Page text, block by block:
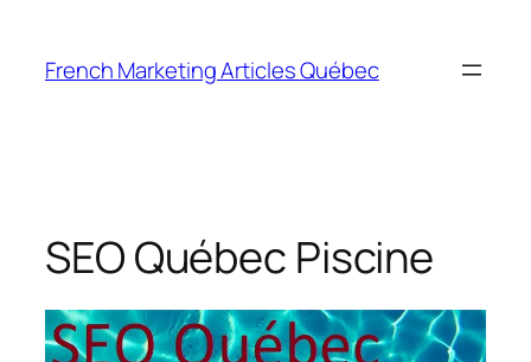
content
French Marketing Articles Québec
SEO Québec Piscine